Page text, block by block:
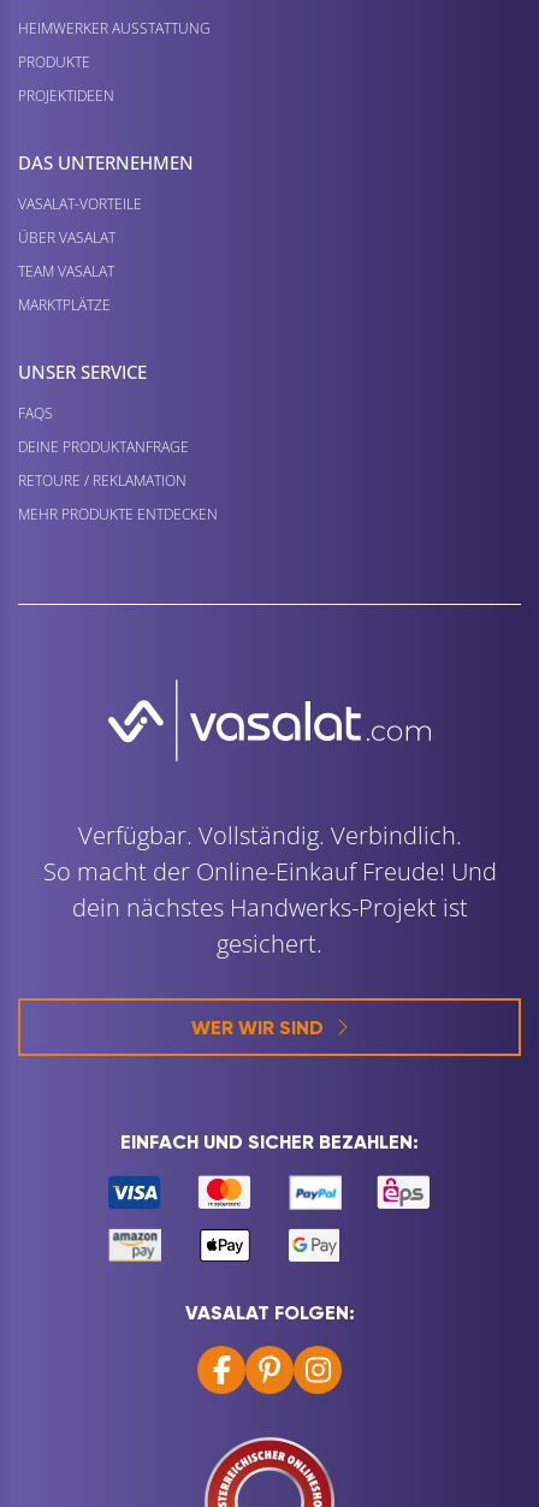
HEIMWERKER AUSSTATTUNG
PRODUKTE
PROJEKTIDEEN
DAS UNTERNEHMEN
VASALAT-VORTEILE
ÜBER VASALAT
TEAM VASALAT
MARKTPLÄTZE
UNSER SERVICE
FAQS
DEINE PRODUKTANFRAGE
RETOURE / REKLAMATION
MEHR PRODUKTE ENTDECKEN
Verfügbar. Vollständig. Verbindlich.
So macht der Online-Einkauf Freude! Und
dein nächstes Handwerks-Projekt ist
gesichert.
WER WIR SIND
EINFACH UND SICHER BEZAHLEN:
VASALAT FOLGEN: